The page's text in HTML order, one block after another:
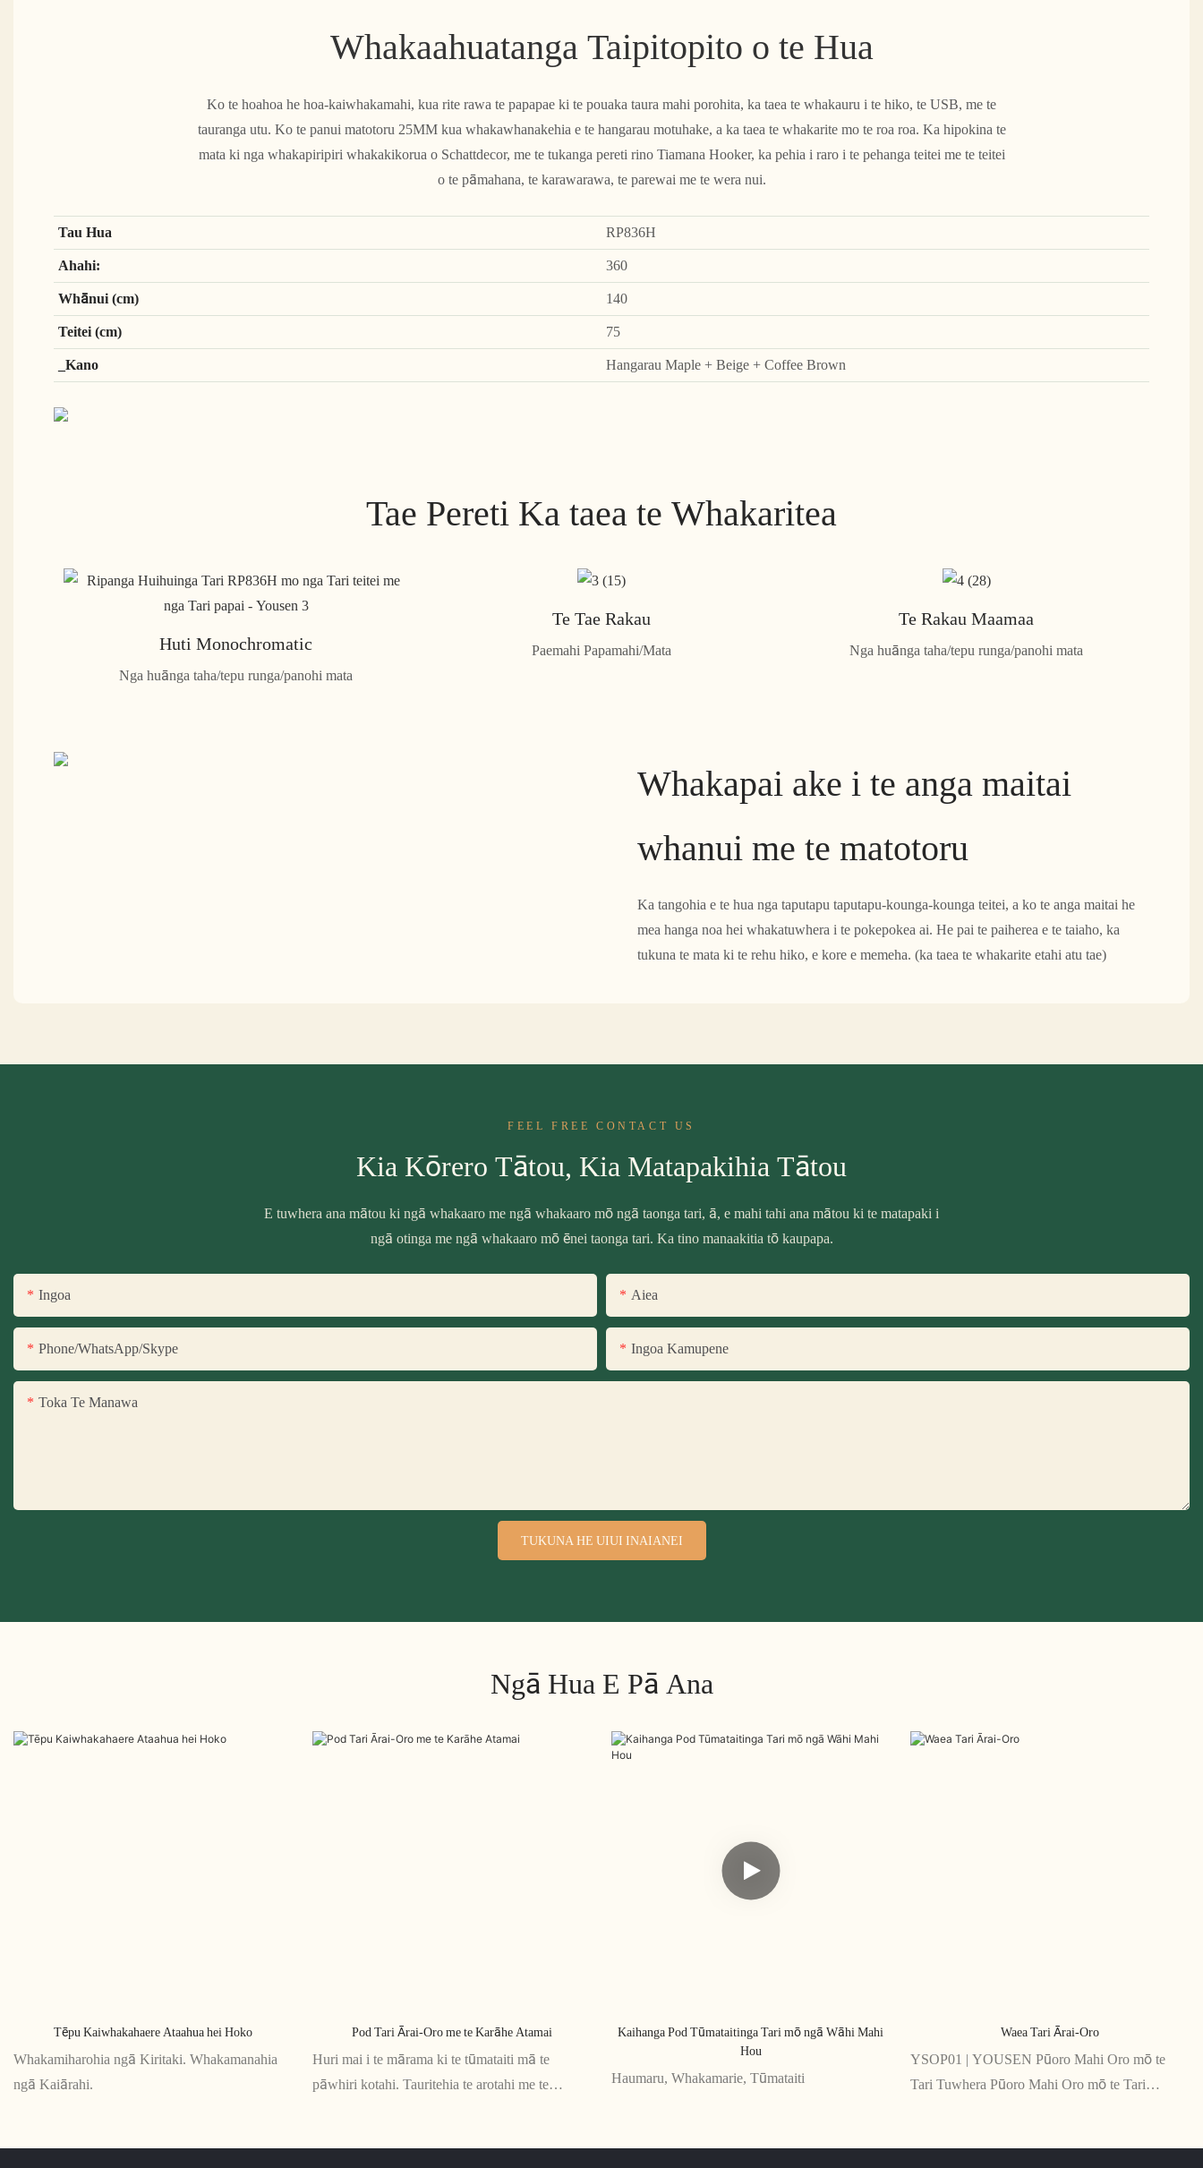
Whakaahuatanga Taipitopito o te Hua
Ko te hoahoa he hoa-kaiwhakamahi, kua rite rawa te papapae ki te pouaka taura mahi porohita, ka taea te whakauru i te hiko, te USB, me te
tauranga utu. Ko te panui matotoru 25MM kua whakawhanakehia e te hangarau motuhake, a ka taea te whakarite mo te roa roa. Ka hipokina te
mata ki nga whakapiripiri whakakikorua o Schattdecor, me te tukanga pereti rino Tiamana Hooker, ka pehia i raro i te pehanga teitei me te teitei
o te pāmahana, te karawarawa, te parewai me te wera nui.
Tau Hua
RP836H
Ahahi:
360
Whānui (cm)
140
Teitei (cm)
75
_Kano
Hangarau Maple + Beige + Coffee Brown
Tae Pereti Ka taea te Whakaritea
Huti Monochromatic
Nga huānga taha/tepu runga/panohi mata
Te Tae Rakau
Paemahi Papamahi/Mata
Te Rakau Maamaa
Nga huānga taha/tepu runga/panohi mata
Whakapai ake i te anga maitai
whanui me te matotoru
Ka tangohia e te hua nga taputapu taputapu-kounga-kounga teitei, a ko te anga maitai he
mea hanga noa hei whakatuwhera i te pokepokea ai. He pai te paiherea e te taiaho, ka
tukuna te mata ki te rehu hiko, e kore e memeha. (ka taea te whakarite etahi atu tae)
FEEL FREE CONTACT US
Kia Kōrero Tātou, Kia Matapakihia Tātou
E tuwhera ana mātou ki ngā whakaaro me ngā whakaaro mō ngā taonga tari, ā, e mahi tahi ana mātou ki te matapaki i
ngā otinga me ngā whakaaro mō ēnei taonga tari. Ka tino manaakitia tō kaupapa.
Ingoa Aiea
Phone/WhatsApp/Skype Ingoa Kamupene
Toka Te Manawa
TUKUNA HE UIUI INAIANEI
Ngā Hua E Pā Ana
Tēpu Kaiwhakahaere Ataahua hei Hoko
Whakamiharohia ngā Kiritaki. Whakamanahia
ngā Kaiārahi.
Pod Tari Ārai-Oro me te Karāhe Atamai
Huri mai i te mārama ki te tūmataiti mā te
pāwhiri kotahi. Tauritehia te arotahi me te
Kaihanga Pod Tūmataitinga Tari mō ngā Wāhi Mahi
Hou
Haumaru, Whakamarie, Tūmataiti
Waea Tari Ārai-Oro
YSOP01 | YOUSEN Pūoro Mahi Oro mō te
Tari Tuwhera Pūoro Mahi Oro mō te Tari